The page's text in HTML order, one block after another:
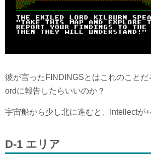
彼が言ったFINDINGSとはこれのこと
ordに報告したらいいのか？
宇宙船から少し北に進むと、Intellectが
D-1 エリア